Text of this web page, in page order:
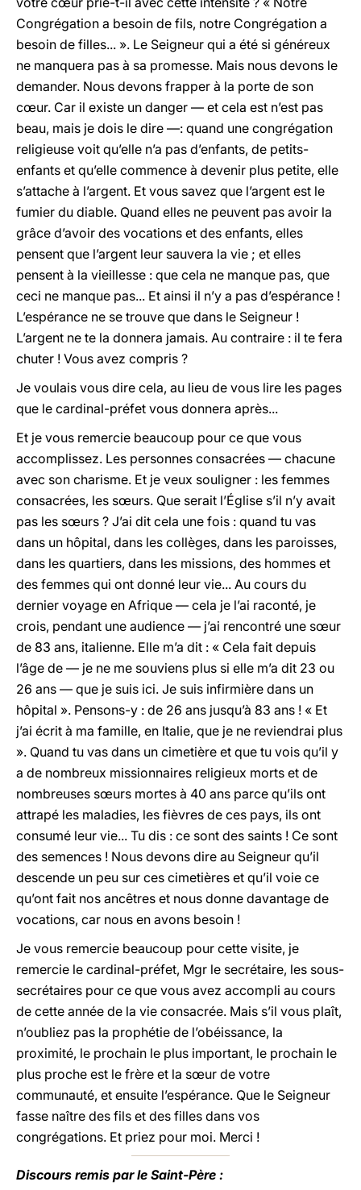
Congrégation a besoin de fils, notre Congrégation a
besoin de filles... ». Le Seigneur qui a été si généreux
ne manquera pas à sa promesse. Mais nous devons le
demander. Nous devons frapper à la porte de son
cœur. Car il existe un danger — et cela est n’est pas
beau, mais je dois le dire —: quand une congrégation
religieuse voit qu’elle n’a pas d’enfants, de petits-
enfants et qu’elle commence à devenir plus petite, elle
s’attache à l’argent. Et vous savez que l’argent est le
fumier du diable. Quand elles ne peuvent pas avoir la
grâce d’avoir des vocations et des enfants, elles
pensent que l’argent leur sauvera la vie ; et elles
pensent à la vieillesse : que cela ne manque pas, que
ceci ne manque pas... Et ainsi il n’y a pas d’espérance !
L’espérance ne se trouve que dans le Seigneur !
L’argent ne te la donnera jamais. Au contraire : il te fera
chuter ! Vous avez compris ?
Je voulais vous dire cela, au lieu de vous lire les pages
que le cardinal-préfet vous donnera après...
Et je vous remercie beaucoup pour ce que vous
accomplissez. Les personnes consacrées — chacune
avec son charisme. Et je veux souligner : les femmes
consacrées, les sœurs. Que serait l’Église s’il n’y avait
pas les sœurs ? J’ai dit cela une fois : quand tu vas
dans un hôpital, dans les collèges, dans les paroisses,
dans les quartiers, dans les missions, des hommes et
des femmes qui ont donné leur vie... Au cours du
dernier voyage en Afrique — cela je l’ai raconté, je
crois, pendant une audience — j’ai rencontré une sœur
de 83 ans, italienne. Elle m’a dit : « Cela fait depuis
l’âge de — je ne me souviens plus si elle m’a dit 23 ou
26 ans — que je suis ici. Je suis infirmière dans un
hôpital ». Pensons-y : de 26 ans jusqu’à 83 ans ! « Et
j’ai écrit à ma famille, en Italie, que je ne reviendrai plus
». Quand tu vas dans un cimetière et que tu vois qu’il y
a de nombreux missionnaires religieux morts et de
nombreuses sœurs mortes à 40 ans parce qu’ils ont
attrapé les maladies, les fièvres de ces pays, ils ont
consumé leur vie... Tu dis : ce sont des saints ! Ce sont
des semences ! Nous devons dire au Seigneur qu’il
descende un peu sur ces cimetières et qu’il voie ce
qu’ont fait nos ancêtres et nous donne davantage de
vocations, car nous en avons besoin !
Je vous remercie beaucoup pour cette visite, je
remercie le cardinal-préfet, Mgr le secrétaire, les sous-
secrétaires pour ce que vous avez accompli au cours
de cette année de la vie consacrée. Mais s’il vous plaît,
n’oubliez pas la prophétie de l’obéissance, la
proximité, le prochain le plus important, le prochain le
plus proche est le frère et la sœur de votre
communauté, et ensuite l’espérance. Que le Seigneur
fasse naître des fils et des filles dans vos
congrégations. Et priez pour moi. Merci !
Discours remis par le Saint-Père :